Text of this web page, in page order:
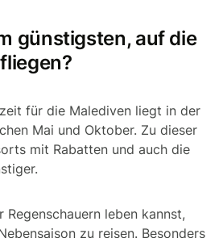
günstigsten, auf die
für die Malediven liegt in der
Mai und Oktober. Zu dieser
mit Rabatten und auch die
Regenschauern leben kannst,
zu reisen. Besonders